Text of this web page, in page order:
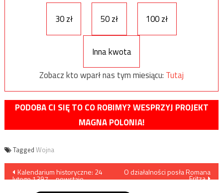
30 zł 50 zł 100 zł
Inna kwota
Zobacz kto wparł nas tym miesiącu: Tutaj
PODOBA CI SIĘ TO CO ROBIMY? WESPRZYJ PROJEKT
MAGNA POLONIA!
Tagged Wojna
Nawigacja
Kalendarium historyczne: 24
lutego 1397 – powstaje
O działalności posła Romana
Fritza